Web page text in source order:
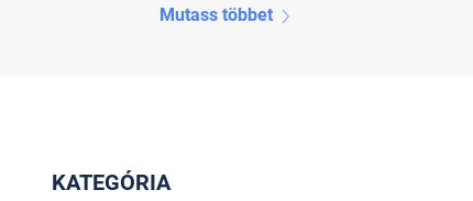
Mutass többet
KATEGÓRIA